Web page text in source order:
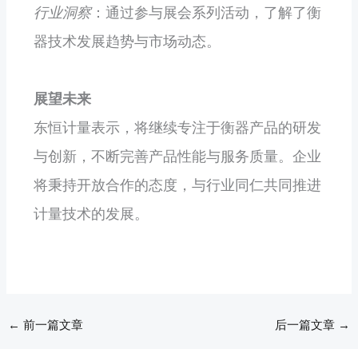
行业洞察：通过参与展会系列活动，了解了衡
器技术发展趋势与市场动态。
展望未来
东恒计量表示，将继续专注于衡器产品的研发
与创新，不断完善产品性能与服务质量。企业
将秉持开放合作的态度，与行业同仁共同推进
计量技术的发展。
← 前一篇文章 后一篇文章 →